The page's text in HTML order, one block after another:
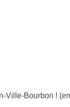
Ville-Bourbon !